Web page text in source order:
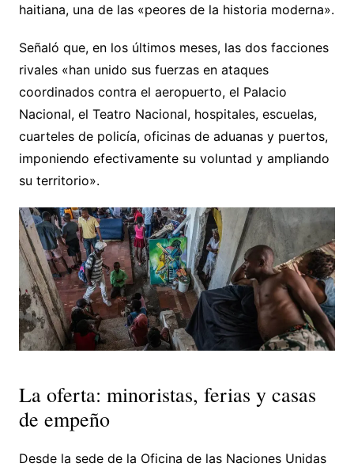
haitiana, una de las «peores de la historia moderna».
Señaló que, en los últimos meses, las dos facciones
rivales «han unido sus fuerzas en ataques
coordinados contra el aeropuerto, el Palacio
Nacional, el Teatro Nacional, hospitales, escuelas,
cuarteles de policía, oficinas de aduanas y puertos,
imponiendo efectivamente su voluntad y ampliando
su territorio».
La oferta: minoristas, ferias y casas
de empeño
Desde la sede de la Oficina de las Naciones Unidas